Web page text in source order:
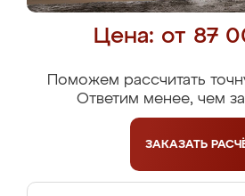
Цена: от 87
Поможем рассчитать
Ответим менее, чем
ЗАКАЗАТЬ